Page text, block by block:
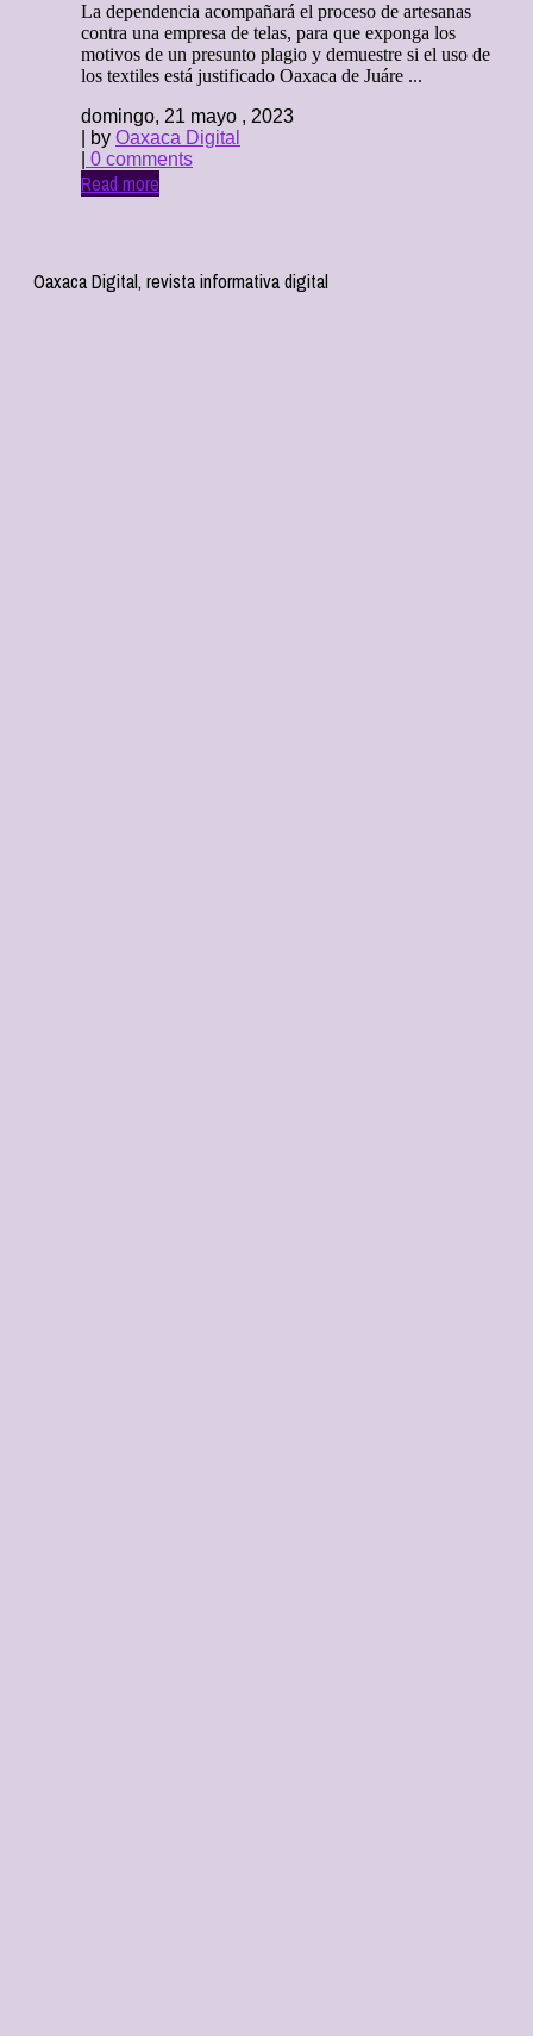
La dependencia acompañará el proceso de artesanas
contra una empresa de telas, para que exponga los
motivos de un presunto plagio y demuestre si el uso de
los textiles está justificado Oaxaca de Juáre ...
domingo, 21 mayo , 2023
| by Oaxaca Digital
0 comments
Read more
Oaxaca Digital, revista informativa digital